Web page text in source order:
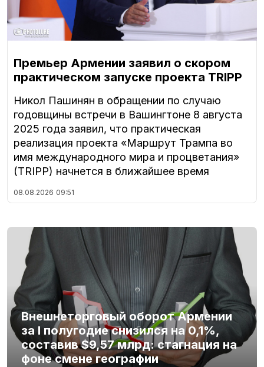
Премьер Армении заявил о скором
практическом запуске проекта TRIPP
Никол Пашинян в обращении по случаю
годовщины встречи в Вашингтоне 8 августа
2025 года заявил, что практическая
реализация проекта «Маршрут Трампа во
имя международного мира и процветания»
(TRIPP) начнется в ближайшее время
08.08.2026 09:51
Внешнеторговый оборот Армении
за I полугодие снизился на 0,1%,
составив $9,57 млрд: стагнация на
фоне смене географии